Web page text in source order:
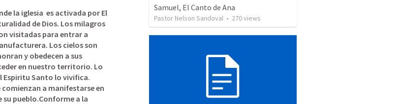
la iglesia  es activada por El
de Dios. Los milagros
visitadas para entrar a
Los cielos son
y obedecen a sus
en nuestro territorio. Lo
a manifestarse en
su pueblo.Conforme a la
Samuel, El Canto de Ana
Pastor Nelson Sandoval • 270views